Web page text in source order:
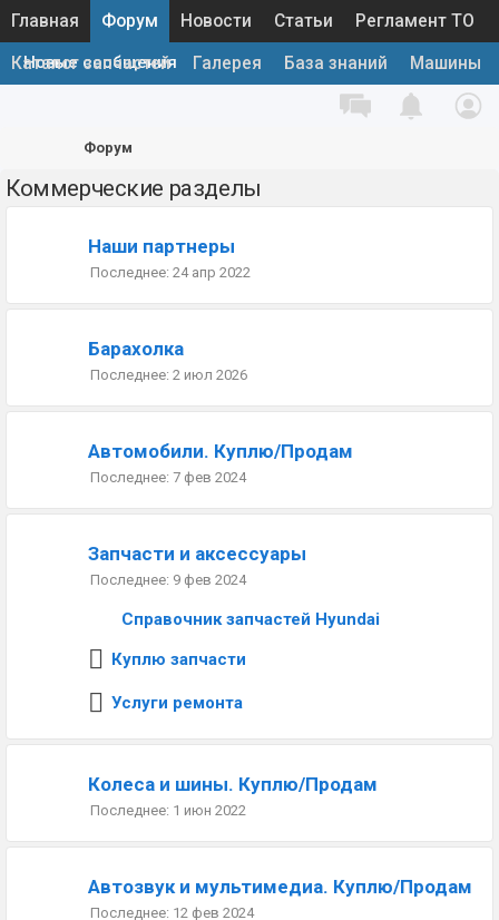
Главная Форум
Новые сообщения
Новости Статьи Регламент ТО
Каталог запчастей Галерея База знаний Машины
Форум
Коммерческие разделы
Наши партнеры
24 апр 2022
Барахолка
2 июл 2026
Автомобили. Куплю/Продам
7 фев 2024
Запчасти и аксессуары
9 фев 2024
Справочник запчастей Hyundai
Куплю запчасти
Услуги ремонта
Колеса и шины. Куплю/Продам
1 июн 2022
Автозвук и мультимедиа. Куплю/Продам
12 фев 2024